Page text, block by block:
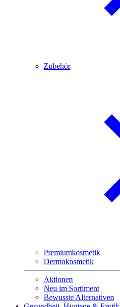
Zubehör
Premiumkosmetik
Dermokosmetik
Aktionen
Neu im Sortiment
Bewusste Alternativen